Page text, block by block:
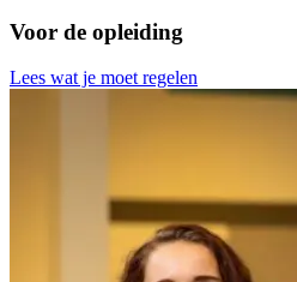
Voor de opleiding
Lees wat je moet regelen